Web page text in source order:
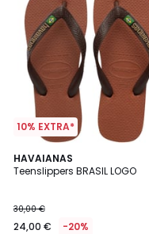
10% EXTRA*
HAVAIANAS
Teenslippers BRASIL LOGO
30,00 €
24,00 € -20%